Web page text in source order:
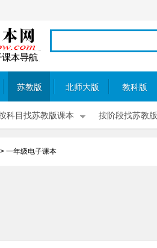
苏教版 北师大版 教科版
科目找苏教版课本 按阶段找苏教
> 一年级电子课本